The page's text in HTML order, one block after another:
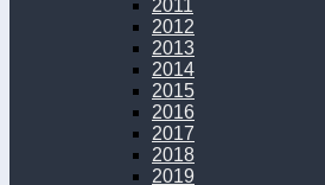
2011
2012
2013
2014
2015
2016
2017
2018
2019